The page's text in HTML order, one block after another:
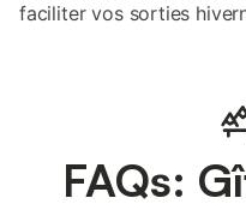
faciliter vos sorties
FAQs: